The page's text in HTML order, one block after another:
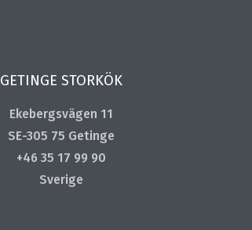
GETINGE STORKÖK
Ekebergsvägen 11
SE-305 75 Getinge
+46 35 17 99 90
Sverige